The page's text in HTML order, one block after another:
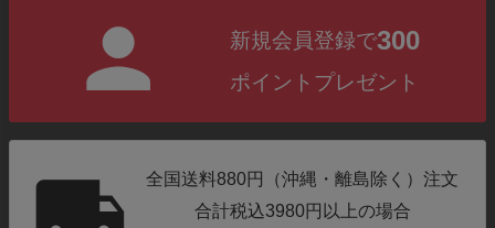
新規会員登録で300
ポイントプレゼント
全国送料880円（沖縄・離島除く）注文
合計税込3980円以上の場合